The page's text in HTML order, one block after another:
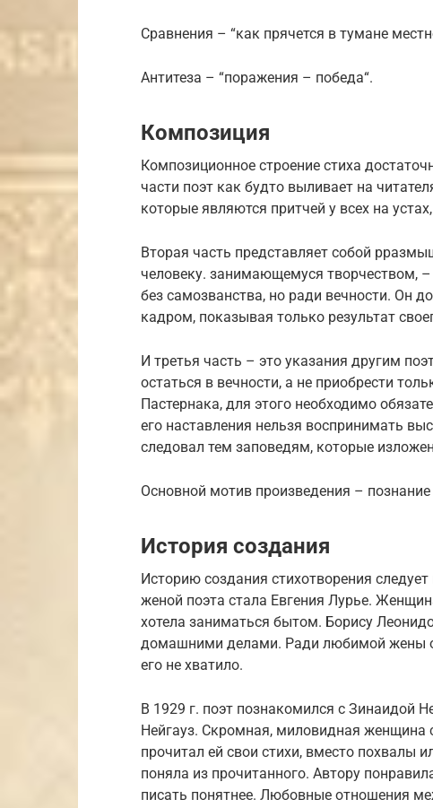
Сравнения – “как прячется в тумане
Антитеза – “поражения – победа“.
Композиция
Композиционное строение стиха
части поэт как будто выливает на
которые являются притчей у всех на
Вторая часть представляет собой
человеку. занимающемуся творчеством,
без самозванства, но ради вечности. Он
кадром, показывая только результат
И третья часть – это указания другим
остаться в вечности, а не приобрести
Пастернака, для этого необходимо
его наставления нельзя воспринимать
следовал тем заповедям, которые
Основной мотив произведения – познание
История создания
Историю создания стихотворения
женой поэта стала Евгения Лурье.
хотела заниматься бытом. Борису
домашними делами. Ради любимой жены
его не хватило.
В 1929 г. поэт познакомился с Зинаидой
Нейгауз. Скромная, миловидная женщина
прочитал ей свои стихи, вместо похвалы
поняла из прочитанного. Автору
писать понятнее. Любовные отношения